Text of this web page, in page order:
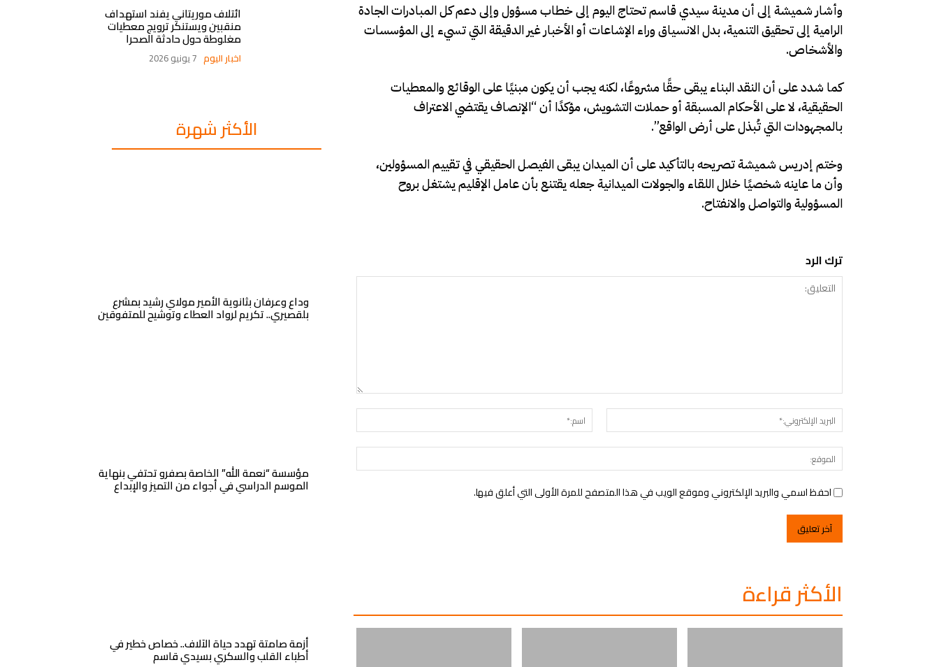
ائتلاف موريتاني يفند استهداف
منقبين ويستنكر ترويج معطيات
مغلوطة حول حادثة الصحرا
اخبار اليوم 7 يونيو 2026
الأكثر شهرة
وداع وعرفان بثانوية الأمير مولاي رشيد بمشرع
بلقصيري.. تكريم لرواد العطاء وتوشيح للمتفوقين
مؤسسة “نعمة الله” الخاصة بصفرو تحتفي بنهاية
الموسم الدراسي في أجواء من التميز والإبداع
أزمة صامتة تهدد حياة الآلاف.. خصاص خطير في
أطباء القلب والسكري بسيدي قاسم
وأشار شميشة إلى أن مدينة سيدي قاسم تحتاج اليوم إلى خطاب مسؤول وإلى دعم كل المبادرات الجادة
الرامية إلى تحقيق التنمية، بدل الانسياق وراء الإشاعات أو الأخبار غير الدقيقة التي تسيء إلى المؤسسات
والأشخاص.
كما شدد على أن النقد البناء يبقى حقًا مشروعًا، لكنه يجب أن يكون مبنيًا على الوقائع والمعطيات
الحقيقية، لا على الأحكام المسبقة أو حملات التشويش، مؤكدًا أن “الإنصاف يقتضي الاعتراف
بالمجهودات التي تُبذل على أرض الواقع”.
وختم إدريس شميشة تصريحه بالتأكيد على أن الميدان يبقى الفيصل الحقيقي في تقييم المسؤولين،
وأن ما عاينه شخصيًا خلال اللقاء والجولات الميدانية جعله يقتنع بأن عامل الإقليم يشتغل بروح
المسؤولية والتواصل والانفتاح.
ترك الرد
البريد
الإلكتروني:*
احفظ اسمي والبريد الإلكتروني وموقع الويب في هذا المتصفح للمرة الأولى التي أعلق فيها.
الأكثر قراءة